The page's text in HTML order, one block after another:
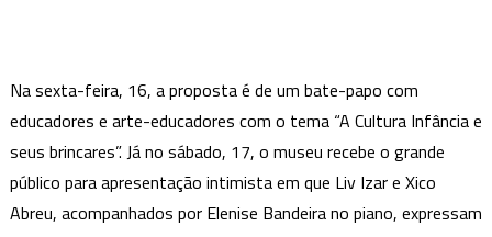
Na sexta-feira, 16, a proposta é de um bate-papo com
educadores e arte-educadores com o tema “A Cultura Infância e
seus brincares”. Já no sábado, 17, o museu recebe o grande
público para apresentação intimista em que Liv Izar e Xico
Abreu, acompanhados por Elenise Bandeira no piano, expressam